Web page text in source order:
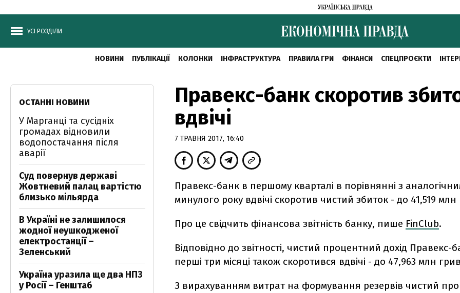
УСІ РОЗДІЛИ
НОВИНИ ПУБЛІКАЦІЇ КОЛОНКИ ІНФРАСТРУКТУРА ПРАВИЛА ГРИ ФІНАНСИ СПЕЦПРОЄКТИ
Правекс-банк скоротив
вдвічі
7 ТРАВНЯ 2017, 16:40
Правекс-банк в першому кварталі в порівнянні з
минулого року вдвічі скоротив чистий збиток - до 41,519
Про це свідчить фінансова звітність банку, пише FinClub.
Відповідно до звітності, чистий процентний дохід Правекс-
перші три місяці також скоротився вдвічі - до 47,963 млн
З вирахуванням витрат на формування резервів чистий
ОСТАННІ НОВИНИ
У Марганці та сусідніх
громадах відновили
водопостачання після
аварії
Суд повернув державі
Жовтневий палац вартістю
близько мільярда
В Україні не залишилося
жодної неушкодженої
електростанції –
Зеленський
Україна уразила ще два НПЗ
у Росії – Генштаб